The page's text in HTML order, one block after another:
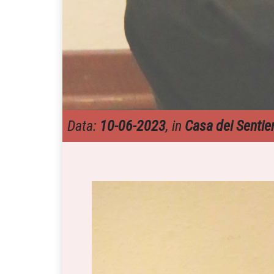
Data: 10-06-2023, in Casa dei